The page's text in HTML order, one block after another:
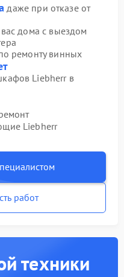
даже при отказе от
дома с выездом
ремонту винных
Liebherr в
Liebherr
работ
техники